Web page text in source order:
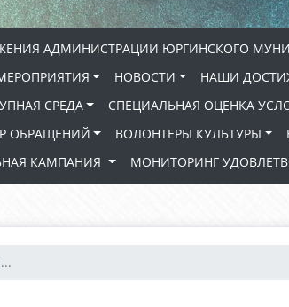
АДМИНИСТРАЦИИ ЮРГИНСКОГО
НОВОСТИ НАШИ
СРЕДА СПЕЦИАЛЬНАЯ ОЦЕНКА
ОБРАЩЕНИЙ ВОЛОНТЕРЫ КУЛЬТУРЫ
КАМПАНИЯ МОНИТОРИНГ